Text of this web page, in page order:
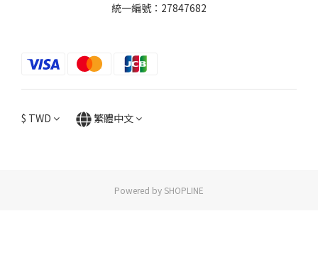
統一編號：27847682
$ TWD 繁體中文
Powered by SHOPLINE